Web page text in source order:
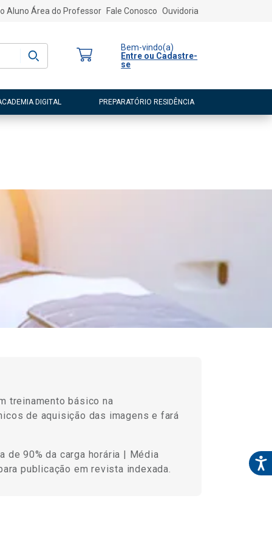
Aluno Área do Professor Fale Conosco Ouvidoria
Bem-vindo(a)
Entre ou Cadastre-
se
DIGITAL PREPARATÓRIO RESIDÊNCIA
treinamento básico na
de aquisição das imagens e fará
de 90% da carga horária | Média
publicação em revista indexada.